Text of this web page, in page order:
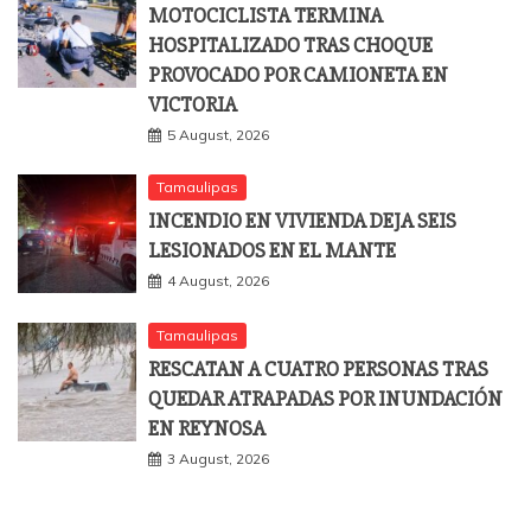
MOTOCICLISTA TERMINA
HOSPITALIZADO TRAS CHOQUE
PROVOCADO POR CAMIONETA EN
VICTORIA
5 August, 2026
Tamaulipas
INCENDIO EN VIVIENDA DEJA SEIS
LESIONADOS EN EL MANTE
4 August, 2026
Tamaulipas
RESCATAN A CUATRO PERSONAS TRAS
QUEDAR ATRAPADAS POR INUNDACIÓN
EN REYNOSA
3 August, 2026